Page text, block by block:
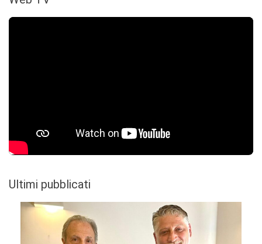
Ultimi pubblicati